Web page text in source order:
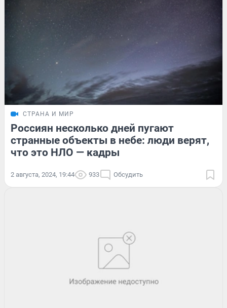
СТРАНА И МИР
Россиян несколько дней пугают
странные объекты в небе: люди верят,
что это НЛО — кадры
2 августа, 2024, 19:44 933 Обсудить